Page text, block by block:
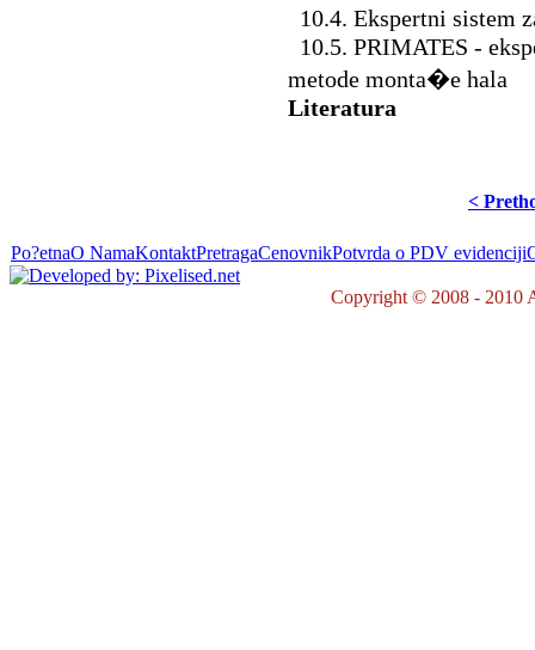
10.4. Ekspertni sistem
10.5. PRIMATES -
metode monta�e hala
Literatura
<
Po?etnaO NamaKontaktPretragaCenovnikPotvrda o PDV evidenciji
Copyright © 2008 - 2010